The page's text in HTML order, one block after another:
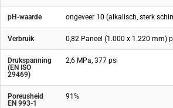
pH-waarde ongeveer 10 (alkalisch, sterk
Verbruik 0,82 Paneel (1.000 x 1.220 mm)
Drukspanning
(EN ISO
29469)
2,6 MPa, 377 psi
Poreusheid
EN 993-1
91%